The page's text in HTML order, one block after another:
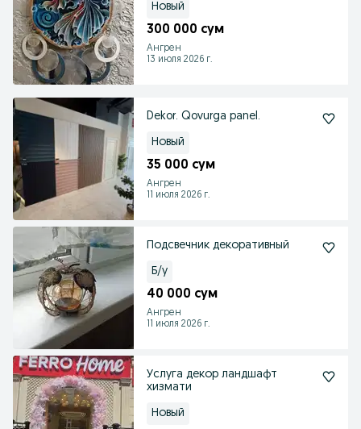
Новый
300 000 сум
Ангрен
13 июля 2026 г.
Dekor. Qovurga panel.
Новый
35 000 сум
Ангрен
11 июля 2026 г.
Подсвечник декоративный
Б/у
40 000 сум
Ангрен
11 июля 2026 г.
Услуга декор ландшафт
хизмати
Новый